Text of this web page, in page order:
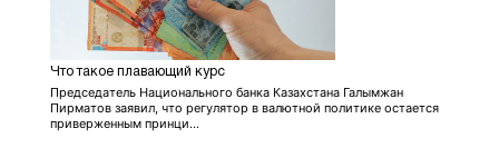
Что такое плавающий курс
Председатель Национального банка Казахстана Галымжан
Пирматов заявил, что регулятор в валютной политике остается
приверженным принци...